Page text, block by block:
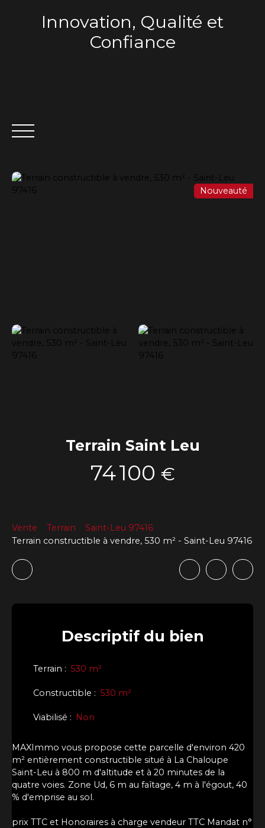
Innovation, Qualité et
Confiance
VENTE
Nouveauté
Terrain Saint Leu
74 100 €
Vente Terrain
Saint-Leu 97416
Terrain constructible à vendre, 530 m² - Saint-Leu 97416
Descriptifdu bien
Terrain : 530 m²
Constructible : 530 m²
Viabilisé : Non
MAXImmo vous propose cette parcelle d'environ 420
m² entièrement constructible situé à La Chaloupe
Saint-Leu à 800 m d'altitude et à 20 minutes de la
quatre voies. Zone Ud, 6 m au faîtage, 4 m à l'égout, 40
% d'emprise au sol.
prix TTC et Honoraires à charge vendeur TTC Mandat n°